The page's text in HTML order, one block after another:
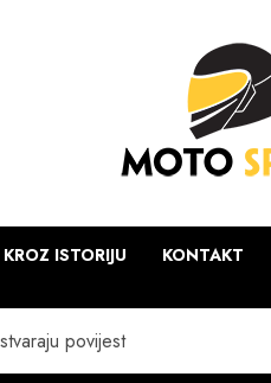
ISTORIJU KONTAKT
povijest